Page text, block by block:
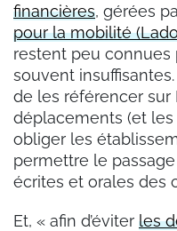
financières, gérées
pour la mobilité
restent peu connues
souvent
de les référencer sur
déplacements (et
obliger les
permettre le
écrites et orales des
Et, « afin d’éviter les